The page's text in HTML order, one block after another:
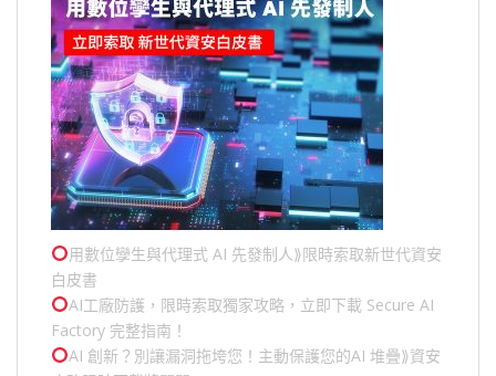
用數位孿生與代理式 AI 先發制人⟫限時索取新世代資安
白皮書
AI工廠防護，限時索取獨家攻略，立即下載 Secure AI
Factory 完整指南！
AI 創新？別讓漏洞拖垮您！主動保護您的AI 堆疊⟫資安